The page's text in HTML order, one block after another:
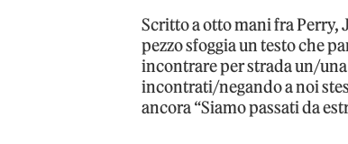
Scritto a otto mani fra Perry,
pezzo sfoggia un testo che
incontrare per strada un/
incontrati/negando a noi
ancora “Siamo passati da